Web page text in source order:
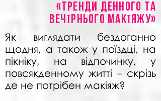
«Тренди денного та
ВЕЧІРНЬОГО МАКІЯЖУ»
Як виглядати бездоганно
щодня, а також у поїздці, на
пікніку, на відпочинку, у
повсякденному житті – скрізь
де не потрібен макіяж?